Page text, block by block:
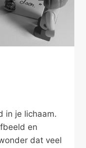
in je lichaam.
en
dat veel